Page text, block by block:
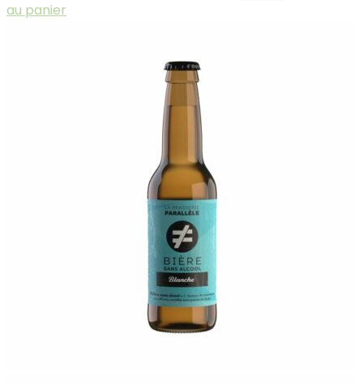
au panier